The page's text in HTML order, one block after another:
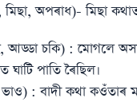
অপৰাধ)- মিছা কথাত
আড্ডা চকি) : মােগলে
পাতি ৰৈছিল।
: বাদী কথা কওঁতাৰ